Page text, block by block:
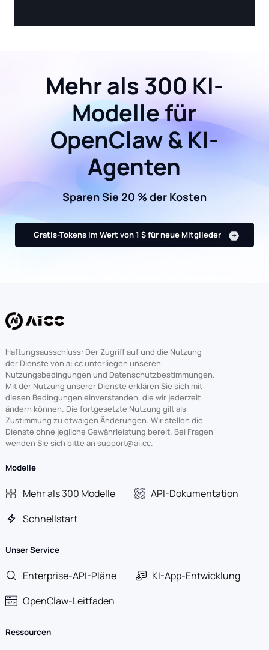
Mehr als 300 KI-
Modelle für
OpenClaw & KI-
Agenten
Sparen Sie 20 % der Kosten
Gratis-Tokens im Wert von 1 $ für neue Mitglieder
Haftungsausschluss: Der Zugriff auf und die Nutzung
der Dienste von ai.cc unterliegen unseren
Nutzungsbedingungen und Datenschutzbestimmungen.
Mit der Nutzung unserer Dienste erklären Sie sich mit
diesen Bedingungen einverstanden, die wir jederzeit
ändern können. Die fortgesetzte Nutzung gilt als
Zustimmung zu etwaigen Änderungen. Wir stellen die
Dienste ohne jegliche Gewährleistung bereit. Bei Fragen
wenden Sie sich bitte an support@ai.cc.
Modelle
Mehr als 300 Modelle
API-Dokumentation
Schnellstart
Unser Service
Enterprise-API-Pläne
KI-App-Entwicklung
OpenClaw-Leitfaden
Ressourcen